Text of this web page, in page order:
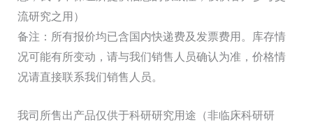
流研究之用）
备注：所有报价均已含国内快递费及发票费用。库存情
况可能有所变动，请与我们销售人员确认为准，价格情
况请直接联系我们销售人员。
我司所售出产品仅供于科研研究用途（非临床科研研